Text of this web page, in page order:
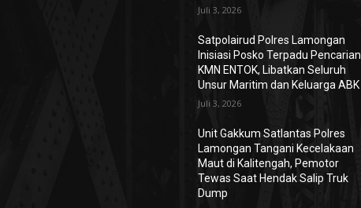
Juli 3, 2026
Satpolairud Polres Lamongan
Inisiasi Posko Terpadu Pencarian
KMN ENTOK, Libatkan Seluruh
Unsur Maritim dan Keluarga ABK
Juli 3, 2026
Unit Gakkum Satlantas Polres
Lamongan Tangani Kecelakaan
Maut di Kalitengah, Pemotor
Tewas Saat Hendak Salip Truk
Dump